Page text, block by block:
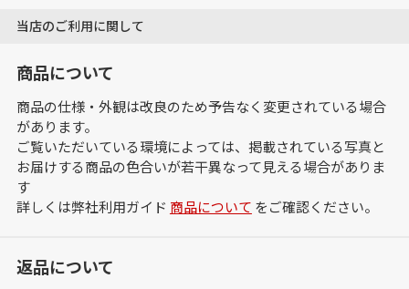
当店のご利用に関して
商品について
商品の仕様・外観は改良のため予告なく変更されている場合
があります。
ご覧いただいている環境によっては、掲載されている写真と
お届けする商品の色合いが若干異なって見える場合がありま
す
詳しくは弊社利用ガイド 商品について をご確認ください。
返品について